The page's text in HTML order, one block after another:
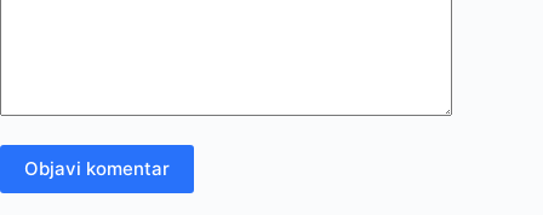
Objavi komentar